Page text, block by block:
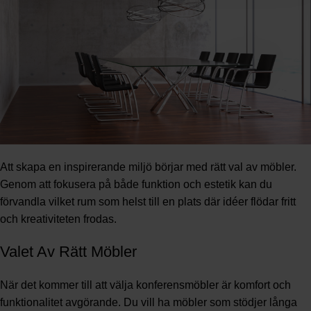
Att skapa en inspirerande miljö börjar med rätt val av möbler.
Genom att fokusera på både funktion och estetik kan du
förvandla vilket rum som helst till en plats där idéer flödar fritt
och kreativiteten frodas.
Valet Av Rätt Möbler
När det kommer till att välja konferensmöbler är komfort och
funktionalitet avgörande. Du vill ha möbler som stödjer långa